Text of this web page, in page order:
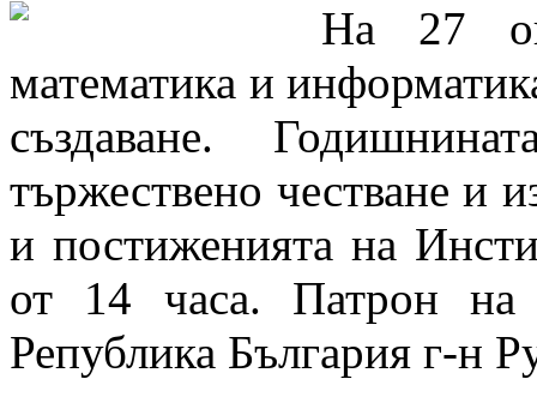
На 27
математика и
създаване.
тържествено честване и
и постиженията на
от 14 часа. Патрон на
Република България г-н